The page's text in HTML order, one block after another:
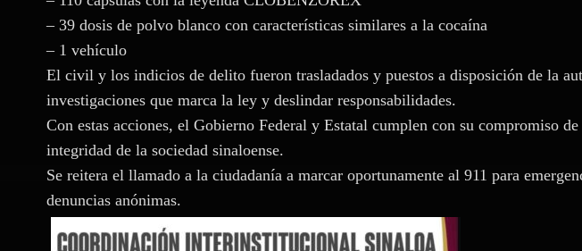
– 39 dosis de polvo blanco con características similares a la cocaína
– 1 vehículo
El civil y los indicios de delito fueron trasladados y puestos a disposición de la
investigaciones que marca la ley y deslindar responsabilidades.
Con estas acciones, el Gobierno Federal y Estatal cumplen con su compromiso
integridad de la sociedad sinaloense.
Se reitera el llamado a la ciudadanía a marcar oportunamente al 911 para
denuncias anónimas.